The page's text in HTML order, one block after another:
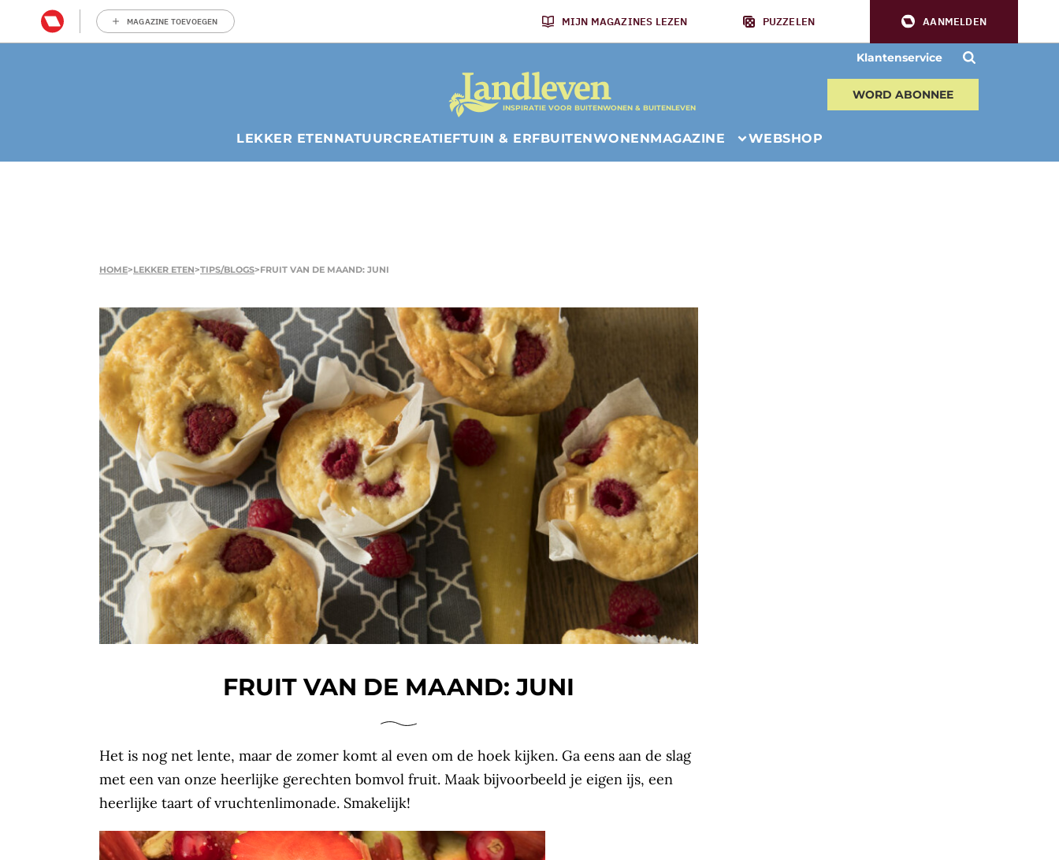
MAGAZINE TOEVOEGEN MIJN MAGAZINES LEZEN PUZZELEN AANMELDEN
Klantenservice
INSPIRATIE VOOR BUITENWONEN & BUITENLEVEN
WORD ABONNEE
LEKKER ETENNATUURCREATIEFTUIN & ERFBUITENWONENMAGAZINE WEBSHOP
HOME>LEKKER ETEN>TIPS/BLOGS>FRUIT VAN DE MAAND: JUNI
FRUIT VAN DE MAAND: JUNI
Het is nog net lente, maar de zomer komt al even om de hoek kijken. Ga eens aan de slag
met een van onze heerlijke gerechten bomvol fruit. Maak bijvoorbeeld je eigen ijs, een
heerlijke taart of vruchtenlimonade. Smakelijk!